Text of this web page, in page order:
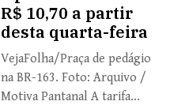
R$ 10,70 a partir
desta quarta-feira
VejaFolha/Praça de pedágio
na BR-163. Foto: Arquivo /
Motiva Pantanal A tarifa...